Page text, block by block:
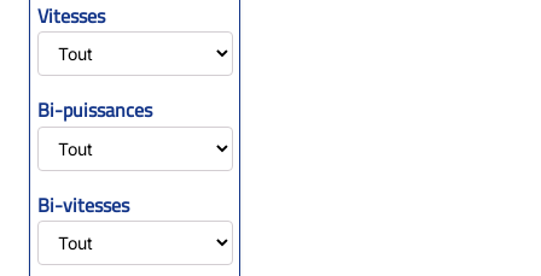
Vitesses
Bi-puissances
Bi-vitesses